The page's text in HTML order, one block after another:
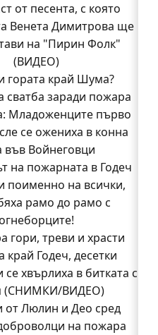
от песента, с която
Венета Димитрова ще
на "Пирин Фолк"
(ВИДЕО)
има нов директор
Магазинът на
врати в Годеч на 12
август
полицията в Годеч
ОДМВР-Видин
гората край Шума?
от Люлин и Део сред
на пожара
Шума (СНИМКИ)
на пожарната в Годеч
поименно на всички,
рамо до рамо с
гори, треви и храсти
гората край Шума?
сватба заради пожара
Младоженците първо
се ожениха в конна
във Войнеговци
на пожарната в Годеч
поименно на всички,
рамо до рамо с
гори, треви и храсти
край Годеч, десетки
хвърлиха в битката с
(СНИМКИ/ВИДЕО)
Люлин и Део сред
на пожара